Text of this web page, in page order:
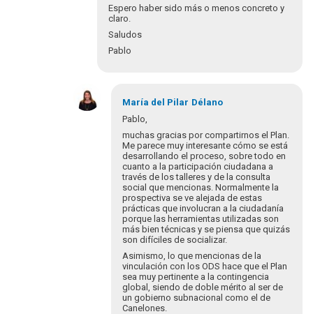
Espero haber sido más o menos concreto y
claro.
Saludos
Pablo
respuesta
María del Pilar Délano
Pablo,
muchas gracias por compartirnos el Plan.
Me parece muy interesante cómo se está
desarrollando el proceso, sobre todo en
cuanto a la participación ciudadana a
través de los talleres y de la consulta
social que mencionas. Normalmente la
prospectiva se ve alejada de estas
prácticas que involucran a la ciudadanía
porque las herramientas utilizadas son
más bien técnicas y se piensa que quizás
son difíciles de socializar.
Asimismo, lo que mencionas de la
vinculación con los ODS hace que el Plan
sea muy pertinente a la contingencia
global, siendo de doble mérito al ser de
un gobierno subnacional como el de
Canelones.